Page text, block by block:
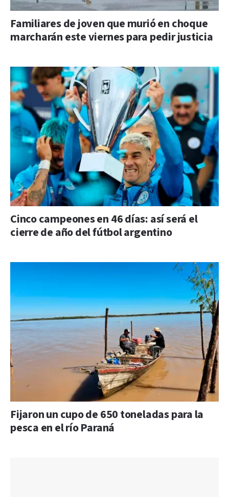
Familiares de joven que murió en choque
marcharán este viernes para pedir justicia
Cinco campeones en 46 días: así será el
cierre de año del fútbol argentino
Fijaron un cupo de 650 toneladas para la
pesca en el río Paraná